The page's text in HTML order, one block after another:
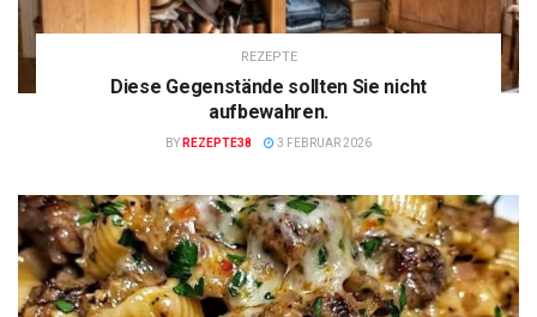
REZEPTE
Diese Gegenstände sollten Sie nicht
aufbewahren.
BY REZEPTE38 3 FEBRUAR 2026